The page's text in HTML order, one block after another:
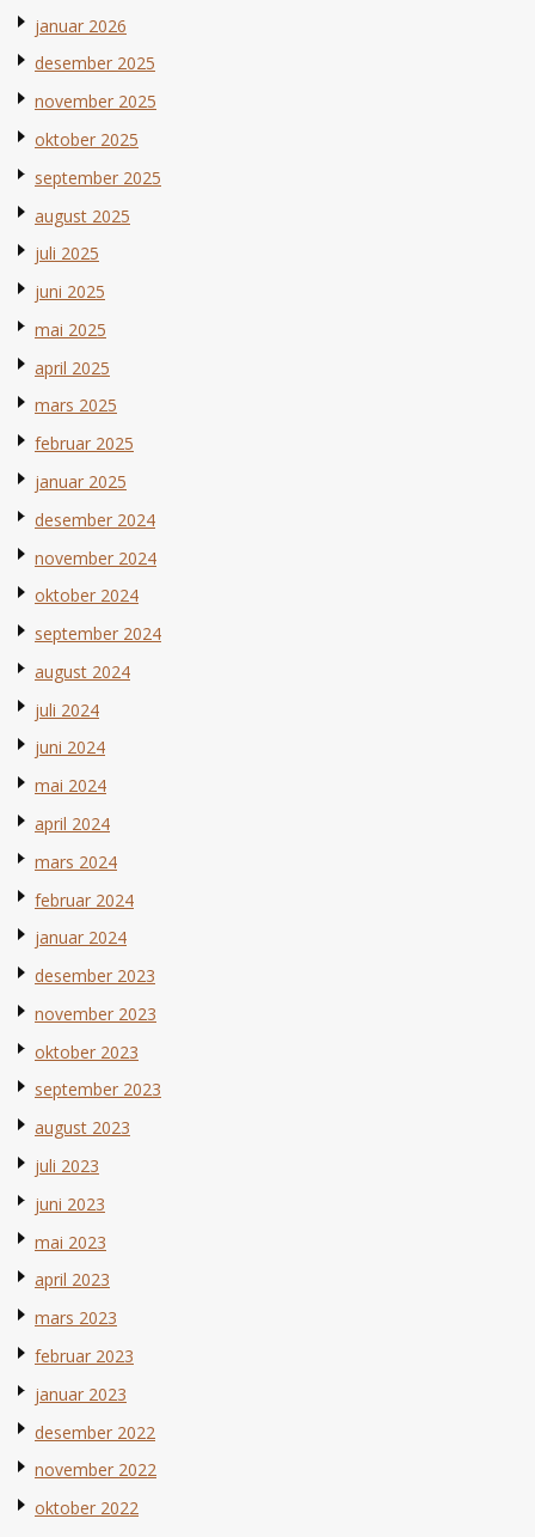
januar 2026
desember 2025
november 2025
oktober 2025
september 2025
august 2025
juli 2025
juni 2025
mai 2025
april 2025
mars 2025
februar 2025
januar 2025
desember 2024
november 2024
oktober 2024
september 2024
august 2024
juli 2024
juni 2024
mai 2024
april 2024
mars 2024
februar 2024
januar 2024
desember 2023
november 2023
oktober 2023
september 2023
august 2023
juli 2023
juni 2023
mai 2023
april 2023
mars 2023
februar 2023
januar 2023
desember 2022
november 2022
oktober 2022